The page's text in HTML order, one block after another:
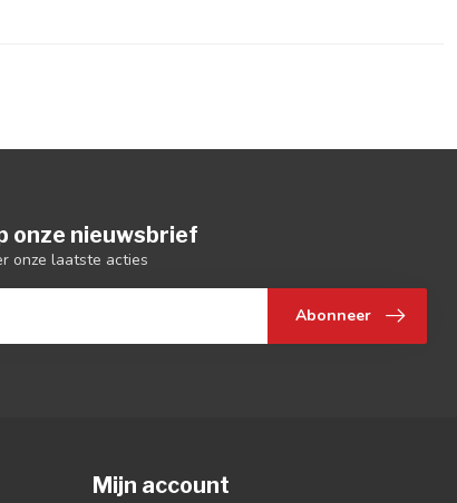
onze nieuwsbrief
onze laatste acties
Abonneer
Mijn account